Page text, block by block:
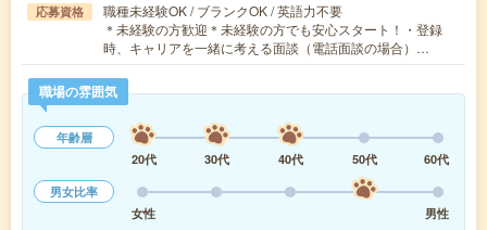
応募資格
職種未経験OK / ブランクOK / 英語力不要
＊未経験の方歓迎＊未経験の方でも安心スタート！・登録
時、キャリアを一緒に考える面談（電話面談の場合）…
職場の雰囲気
年齢層
20代
30代 40代 50代
60代
男女比率
女性
男性